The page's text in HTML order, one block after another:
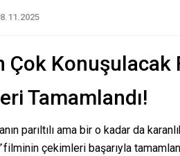
Çok
Tamamlandı!
parıltılı ama bir o kadar da
filminin çekimleri başarıyla